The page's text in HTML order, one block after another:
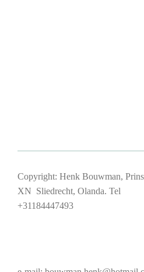
Copyright: Henk Bouwman,
XN Sliedrecht, Olanda. Tel
+31184447493